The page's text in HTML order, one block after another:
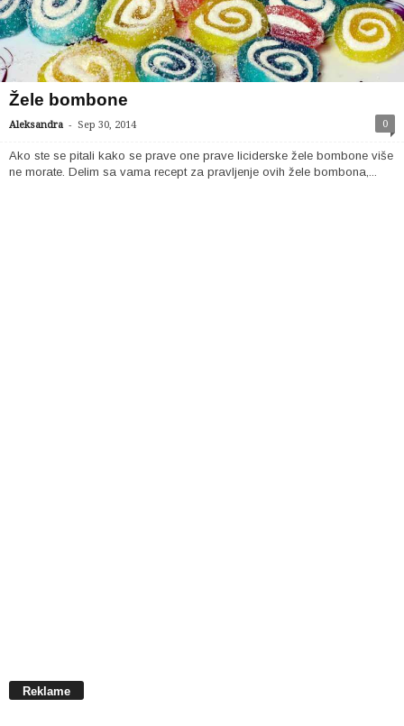
Žele bombone
Aleksandra - Sep 30, 2014 0
Ako ste se pitali kako se prave one prave liciderske žele bombone više
ne morate. Delim sa vama recept za pravljenje ovih žele bombona,...
Reklame